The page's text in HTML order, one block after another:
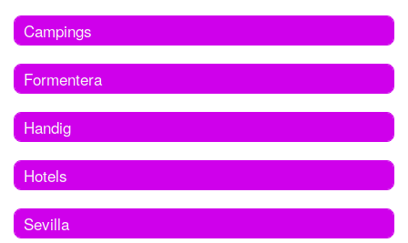
Campings
Formentera
Handig
Hotels
Sevilla